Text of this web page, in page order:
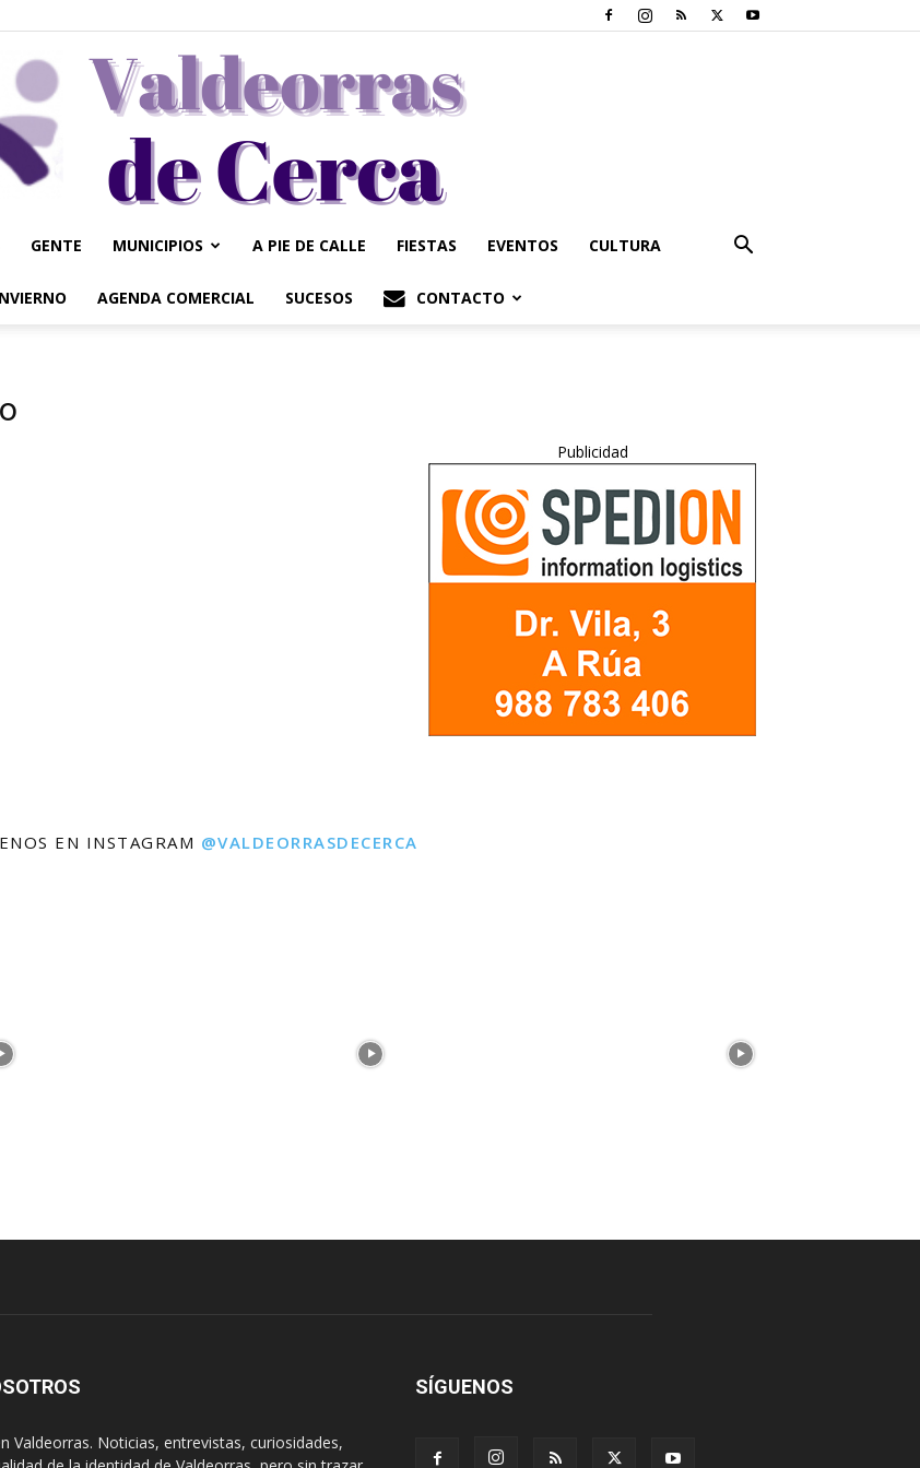
Valdeorrasdecerca
GENTE MUNICIPIOS A PIE DE CALLE FIESTAS EVENTOS CULTURA
AGENDA COMERCIAL SUCESOS CONTACTO
Publicidad
EN INSTAGRAM @VALDEORRASDECERCA
Valdeorras. Noticias, entrevistas, curiosidades,
SÍGUENOS